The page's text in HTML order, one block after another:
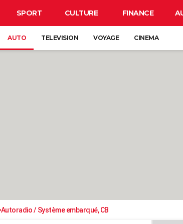
SPORT CULTURE FINANCE
AUTO TELEVISION VOYAGE CINEMA
Autoradio / Système embarqué, CB